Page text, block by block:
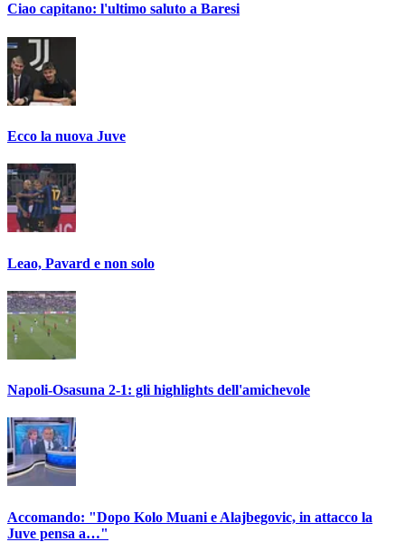
Ciao capitano: l'ultimo saluto a Baresi
Ecco la nuova Juve
Leao, Pavard e non solo
Napoli-Osasuna 2-1: gli highlights dell'amichevole
Accomando: "Dopo Kolo Muani e Alajbegovic, in attacco la
Juve pensa a…"